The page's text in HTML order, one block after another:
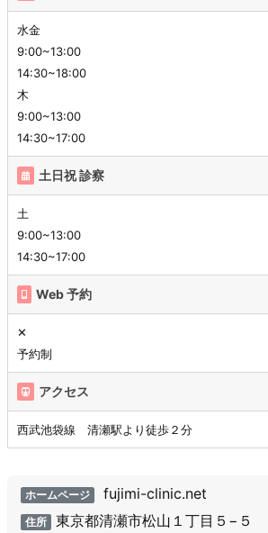
水金
9:00~13:00
14:30~18:00
木
9:00~13:00
14:30~17:00
土日祝 診察
土
9:00~13:00
14:30~17:00
Web 予約
✕
予約制
アクセス
西武池袋線 清瀬駅より徒歩２分
ホームページ fujimi-clinic.net
住所 東京都清瀬市松山１丁目５−５